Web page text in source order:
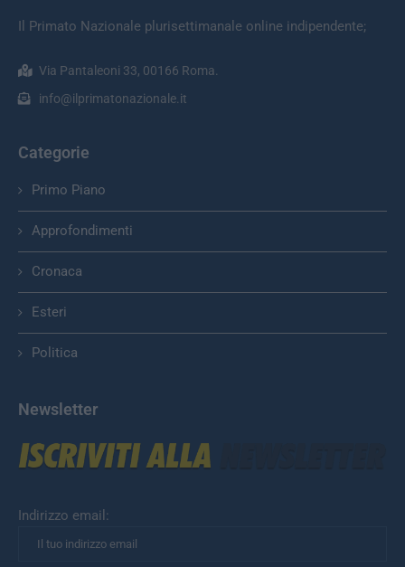
Il Primato Nazionale plurisettimanale online indipendente;
Via Pantaleoni 33, 00166 Roma.
info@ilprimatonazionale.it
Categorie
Primo Piano
Approfondimenti
Cronaca
Esteri
Politica
Newsletter
Indirizzo email: